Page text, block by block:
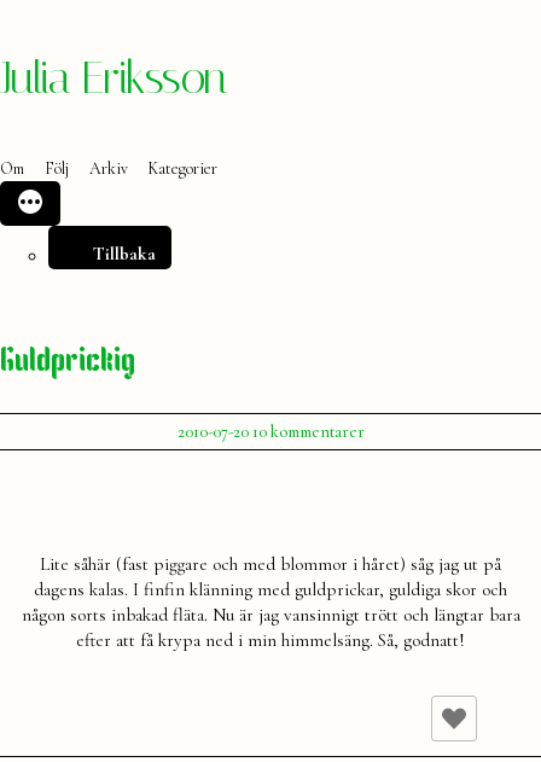
Hoppa
Julia Eriksson
Om Följ Arkiv Kategorier
Tillbaka
Guldprickig
Publicerat
av
Julia
2010-07-20 10 kommentarertill
Guldprickig
Lite såhär (fast piggare och med blommor i håret) såg jag ut på
dagens kalas. I finfin klänning med guldprickar, guldiga skor och
någon sorts inbakad fläta. Nu är jag vansinnigt trött och längtar bara
efter att få krypa ned i min himmelsäng. Så, godnatt!